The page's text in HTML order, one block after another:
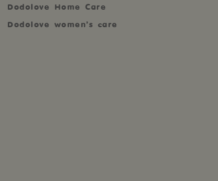
Dodolove Home Care
Dodolove women’s care